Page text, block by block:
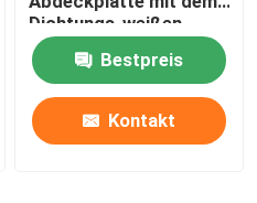
Dichtungs-weißen
Pulver beschichtet
Bestpreis
Kontakt